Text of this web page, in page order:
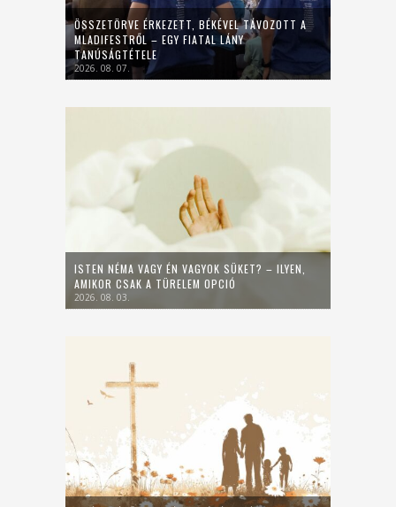
ÖSSZETÖRVE ÉRKEZETT, BÉKÉVEL TÁVOZOTT A
MLADIFESTRŐL – EGY FIATAL LÁNY
TANÚSÁGTÉTELE
2026. 08. 07.
ISTEN NÉMA VAGY ÉN VAGYOK SÜKET? – ILYEN,
AMIKOR CSAK A TÜRELEM OPCIÓ
2026. 08. 03.